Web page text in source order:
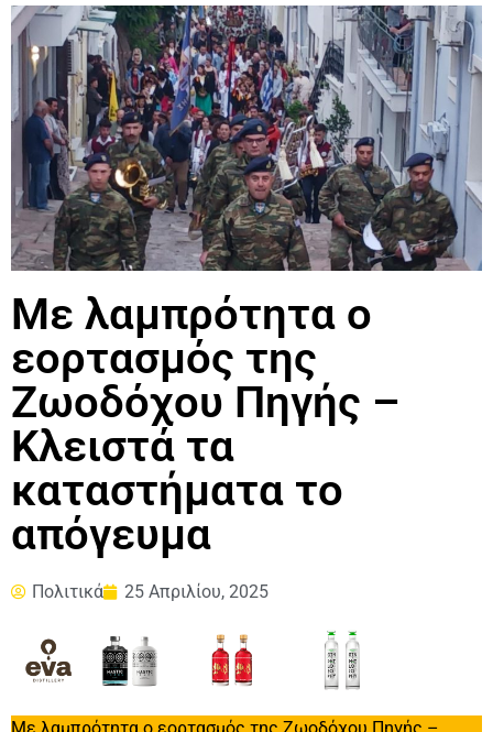
Με λαμπρότητα ο
εορτασμός της
Ζωοδόχου Πηγής –
Κλειστά τα
καταστήματα το
απόγευμα
Πολιτικά 25 Απριλίου, 2025